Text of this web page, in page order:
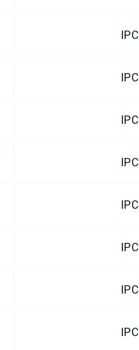
IPC
IPC
IPC
IPC
IPC
IPC
IPC
IPC